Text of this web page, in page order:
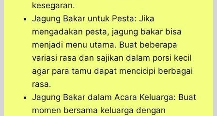
kesegaran.
Jagung Bakar untuk Pesta: Jika
mengadakan pesta, jagung bakar bisa
menjadi menu utama. Buat beberapa
variasi rasa dan sajikan dalam porsi kecil
agar para tamu dapat mencicipi berbagai
rasa.
Jagung Bakar dalam Acara Keluarga: Buat
momen bersama keluarga dengan